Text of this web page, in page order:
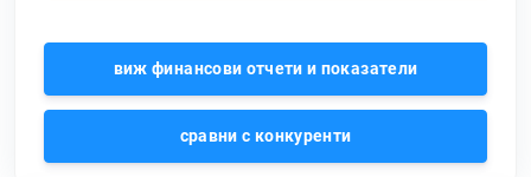
виж финансови отчети и показатели
сравни с конкуренти